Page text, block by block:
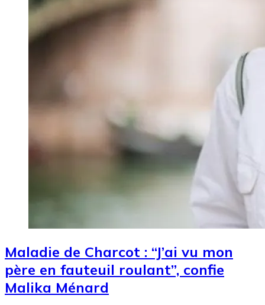
Maladie de Charcot : “J’ai vu mon
père en fauteuil roulant”, confie
Malika Ménard